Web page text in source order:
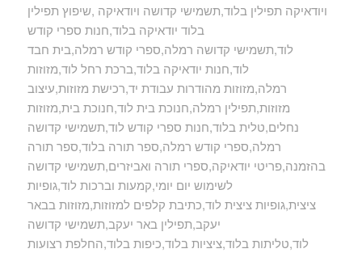
ויודאיקה תפילין בלוד,תשמישי קדושה ויודאיקה ,שיפוץ תפילין
בלוד יודאיקה בלוד,חנות ספרי קודש
לוד,תשמישי קדושה רמלה,ספרי קודש רמלה,בית חבד
לוד,חנות יודאיקה בלוד,ברכת רחל לוד,מזוזות
רמלה,מזוזות מהודרות עבודת יד,רכישת מזוזות,עיצוב
מזוזות,תפילין רמלה,חנוכת בית לוד,חנוכת בית,מזוזות
נחלים,טלית בלוד,חנות ספרי קודש לוד,תשמישי קדושה
רמלה,ספרי קודש רמלה,ספר תורה בלוד,ספר תורה
בהזמנה,פריטי יודאיקה,ספרי תורה ואביזרים,תשמישי קדושה
לשימוש יום יומי,קמעות וברכות לוד,גופיות
ציצית,גופיות ציצית לוד,כתיבת קלפים למזוזות,מזוזות בבאר
יעקב,תפילין באר יעקב,תשמישי קדושה
לוד,טליתות בלוד,ציציות בלוד,כיפות בלוד,החלפת רצועות